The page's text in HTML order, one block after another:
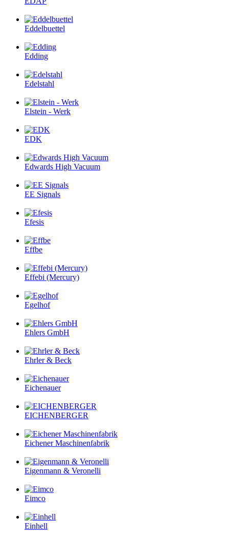
Eddelbuettel
Edding
Edelstahl
Elstein - Werk
EDK
Edwards High Vacuum
EE Signals
Efesis
Effbe
Effebi (Mercury)
Egelhof
Ehlers GmbH
Ehrler & Beck
Eichenauer
EICHENBERGER
Eichener Maschinenfabrik
Eigenmann & Veronelli
Eimco
Einhell